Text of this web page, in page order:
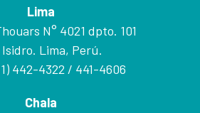
Lima
N° 4021 dpto. 101
Isidro. Lima, Perú.
442-4322 / 441-4606
Chala